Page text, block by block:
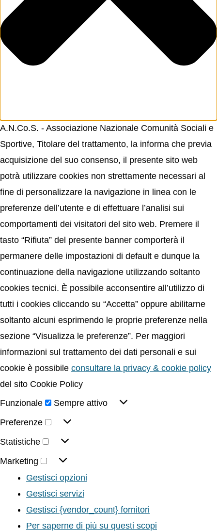
A.N.Co.S. - Associazione Nazionale Comunità Sociali e
Sportive, Titolare del trattamento, la informa che previa
acquisizione del suo consenso, il presente sito web
potrà utilizzare cookies non strettamente necessari al
fine di personalizzare la navigazione in linea con le
preferenze dell’utente e di effettuare l’analisi sui
comportamenti dei visitatori del sito web. Premere il
tasto “Rifiuta” del presente banner comporterà il
permanere delle impostazioni di default e dunque la
continuazione della navigazione utilizzando soltanto
cookies tecnici. È possibile acconsentire all’utilizzo di
tutti i cookies cliccando su “Accetta” oppure abilitarne
soltanto alcuni esprimendo le proprie preferenze nella
sezione “Visualizza le preferenze”. Per maggiori
informazioni sul trattamento dei dati personali e sui
cookie è possibile consultare la privacy & cookie policy
del sito Cookie Policy
Funzionale
Sempre attivo
Preferenze
Statistiche
Marketing
Gestisci opzioni
Gestisci servizi
Gestisci {vendor_count} fornitori
Per saperne di più su questi scopi